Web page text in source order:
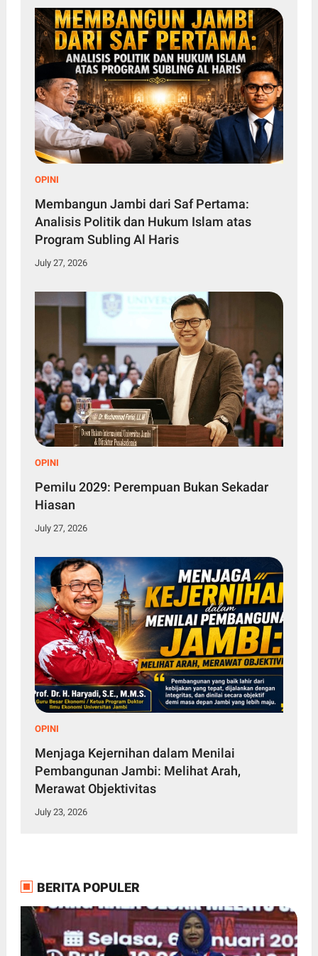
OPINI
Membangun Jambi dari Saf Pertama:
Analisis Politik dan Hukum Islam atas
Program Subling Al Haris
July 27, 2026
OPINI
Pemilu 2029: Perempuan Bukan Sekadar
Hiasan
July 27, 2026
OPINI
Menjaga Kejernihan dalam Menilai
Pembangunan Jambi: Melihat Arah,
Merawat Objektivitas
July 23, 2026
BERITA POPULER